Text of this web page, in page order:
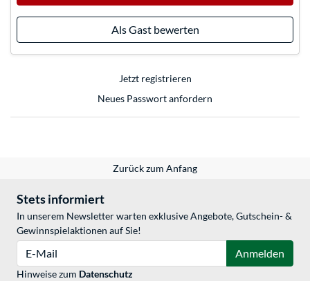
Als Gast bewerten
Jetzt registrieren
Neues Passwort anfordern
Zurück zum Anfang
Stets informiert
In unserem Newsletter warten exklusive Angebote, Gutschein- &
Gewinnspielaktionen auf Sie!
Anmelden
Hinweise zum Datenschutz